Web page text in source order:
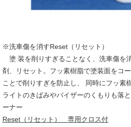
※洗車傷を消すReset（リセット）
塗 装を削りすぎることなく、洗車傷を
剤、リセット。フッ素樹脂で塗装面をコ
ことで削りすぎを防止し、 同時にフッ素
ライトのきばみやバイザーのくもりも落
ーナー
Reset（リセット） 専用クロス付